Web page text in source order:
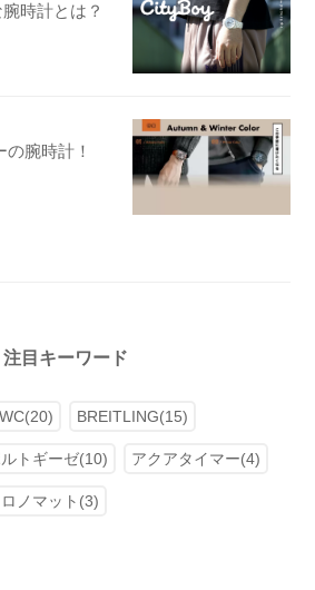
時計とは？
腕時計！
注目キーワード
BREITLING(15)
トギーゼ(10) アクアタイマー(4)
ノマット(3)